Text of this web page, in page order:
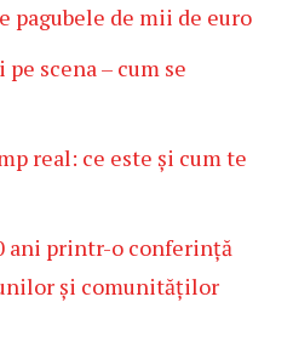
pagubele de mii de euro
scena – cum se
real: ce este și cum te
ani printr-o conferință
și comunităților